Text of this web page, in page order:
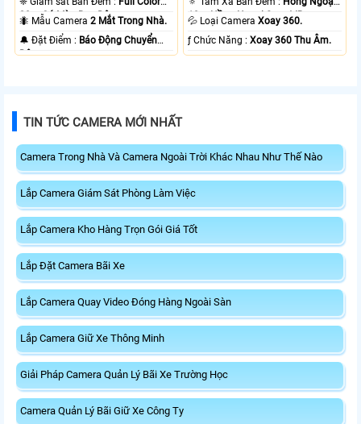
20m Có Màu Ban Ðêm.
🐜 Mẫu Camera2 Mắt Trong Nhà.
️🔔 Đặt Điểm : Báo Động Chuyển
Động.
10m Hồng Ngoại Smart IR.
💦 Loại CameraXoay 360.
️ƒ Chức Năng :Xoay 360 Thu Âm.
TIN TỨC CAMERA MỚI NHẤT
Camera Trong Nhà Và Camera Ngoài Trời Khác Nhau Như Thế Nào
Lắp Camera Giám Sát Phòng Làm Việc
Lắp Camera Kho Hàng Trọn Gói Giá Tốt
Lắp Đặt Camera Bãi Xe
Lắp Camera Quay Video Đóng Hàng Ngoài Sàn
Lắp Camera Giữ Xe Thông Minh
Giải Pháp Camera Quản Lý Bãi Xe Trường Học
Camera Quản Lý Bãi Giữ Xe Công Ty